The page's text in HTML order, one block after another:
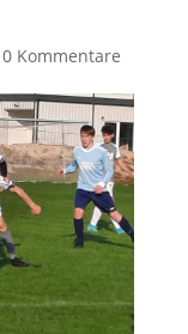
0 Kommentare